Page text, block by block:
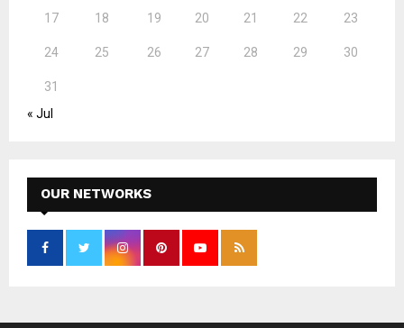
17 18 19 20 21 22 23
24 25 26 27 28 29 30
31
« Jul
OUR NETWORKS